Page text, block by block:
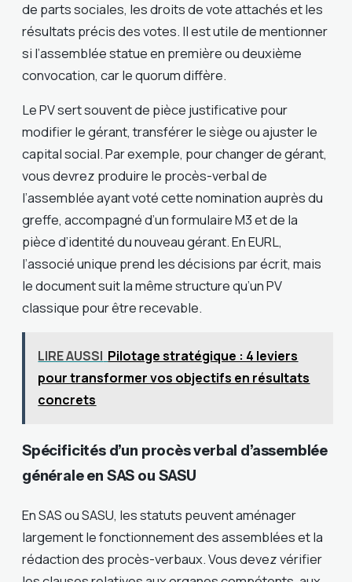
de parts sociales, les droits de vote attachés et les
résultats précis des votes. Il est utile de mentionner
si l’assemblée statue en première ou deuxième
convocation, car le quorum diffère.
Le PV sert souvent de pièce justificative pour
modifier le gérant, transférer le siège ou ajuster le
capital social. Par exemple, pour changer de gérant,
vous devrez produire le procès-verbal de
l’assemblée ayant voté cette nomination auprès du
greffe, accompagné d’un formulaire M3 et de la
pièce d’identité du nouveau gérant. En EURL,
l’associé unique prend les décisions par écrit, mais
le document suit la même structure qu’un PV
classique pour être recevable.
LIRE AUSSI Pilotage stratégique : 4 leviers
pour transformer vos objectifs en résultats
concrets
Spécificités d’un procès verbal d’assemblée
générale en SAS ou SASU
En SAS ou SASU, les statuts peuvent aménager
largement le fonctionnement des assemblées et la
rédaction des procès-verbaux. Vous devez vérifier